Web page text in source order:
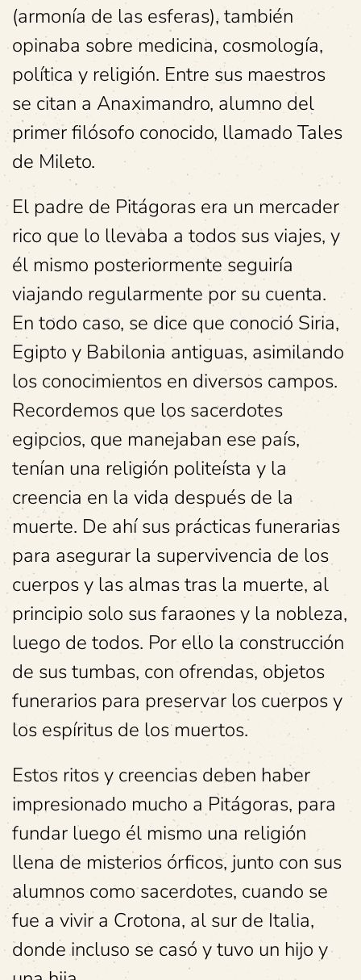
(armonía de las esferas), también
opinaba sobre medicina, cosmología,
política y religión. Entre sus maestros
se citan a Anaximandro, alumno del
primer filósofo conocido, llamado Tales
de Mileto.
El padre de Pitágoras era un mercader
rico que lo llevaba a todos sus viajes, y
él mismo posteriormente seguiría
viajando regularmente por su cuenta.
En todo caso, se dice que conoció Siria,
Egipto y Babilonia antiguas, asimilando
los conocimientos en diversos campos.
Recordemos que los sacerdotes
egipcios, que manejaban ese país,
tenían una religión politeísta y la
creencia en la vida después de la
muerte. De ahí sus prácticas funerarias
para asegurar la supervivencia de los
cuerpos y las almas tras la muerte, al
principio solo sus faraones y la nobleza,
luego de todos. Por ello la construcción
de sus tumbas, con ofrendas, objetos
funerarios para preservar los cuerpos y
los espíritus de los muertos.
Estos ritos y creencias deben haber
impresionado mucho a Pitágoras, para
fundar luego él mismo una religión
llena de misterios órficos, junto con sus
alumnos como sacerdotes, cuando se
fue a vivir a Crotona, al sur de Italia,
donde incluso se casó y tuvo un hijo y